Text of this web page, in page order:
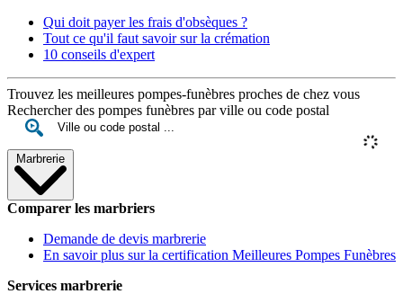
Qui doit payer les frais d'obsèques ?
Tout ce qu'il faut savoir sur la crémation
10 conseils d'expert
Trouvez les meilleures pompes-funèbres proches de chez vous
Rechercher des pompes funèbres par ville ou code postal
Marbrerie
Comparer les marbriers
Demande de devis marbrerie
En savoir plus sur la certification Meilleures Pompes Funèbres
Services marbrerie